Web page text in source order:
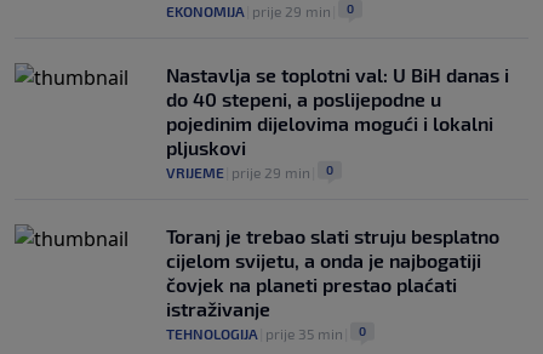
EKONOMIJA prije 29 min 0
Nastavlja se toplotni val: U BiH danas i
do 40 stepeni, a poslijepodne u
pojedinim dijelovima mogući i lokalni
pljuskovi
VRIJEME prije 29 min 0
Toranj je trebao slati struju besplatno
cijelom svijetu, a onda je najbogatiji
čovjek na planeti prestao plaćati
istraživanje
TEHNOLOGIJA prije 35 min 0